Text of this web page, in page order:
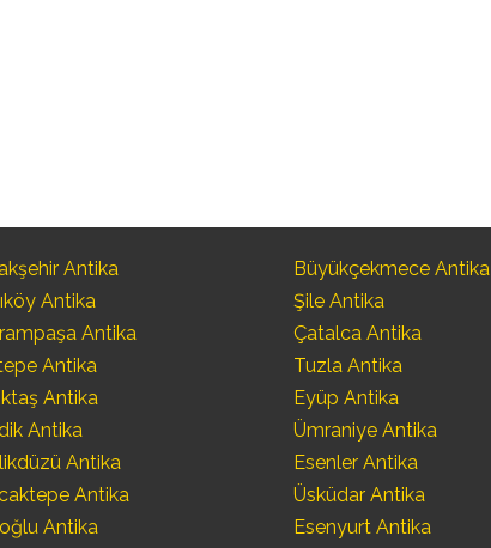
Antika
Antika
Antika
Antika
Antika
Antika
Antika
Antika
Antika
Büyükçekmece Antika
Şile Antika
Çatalca Antika
Tuzla Antika
Eyüp Antika
Ümraniye Antika
Esenler Antika
Üsküdar Antika
Esenyurt Antika